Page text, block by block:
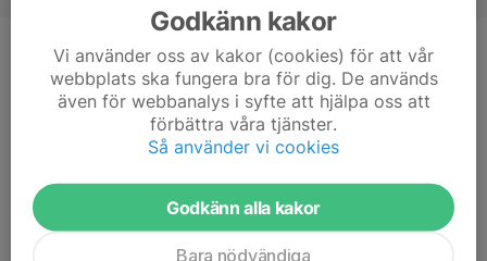
Position
Back
29 år
Mk - KBIF
14:e året som Klippanpåg
Godkänn kakor
Vi använder oss av kakor (cookies) för att vår
webbplats ska fungera bra för dig. De används
även för webbanalys i syfte att hjälpa oss att
förbättra våra tjänster.
Så använder vi cookies
Godkänn alla kakor
Bara nödvändiga